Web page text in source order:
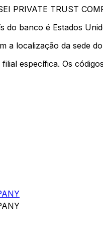
PRIVATE TRUST
do banco é Estados
a localização da sede
específica. Os